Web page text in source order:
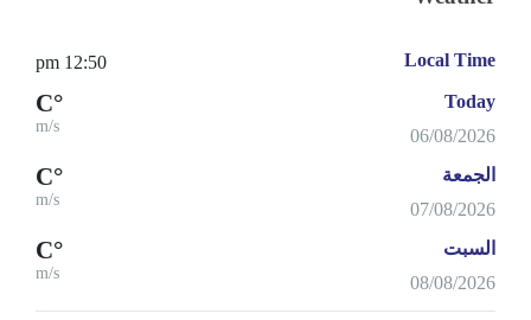
Local Time
12:50 pm
Today
06/08/2026
°C
m/s
الجمعة
07/08/2026
°C
m/s
السبت
08/08/2026
°C
m/s